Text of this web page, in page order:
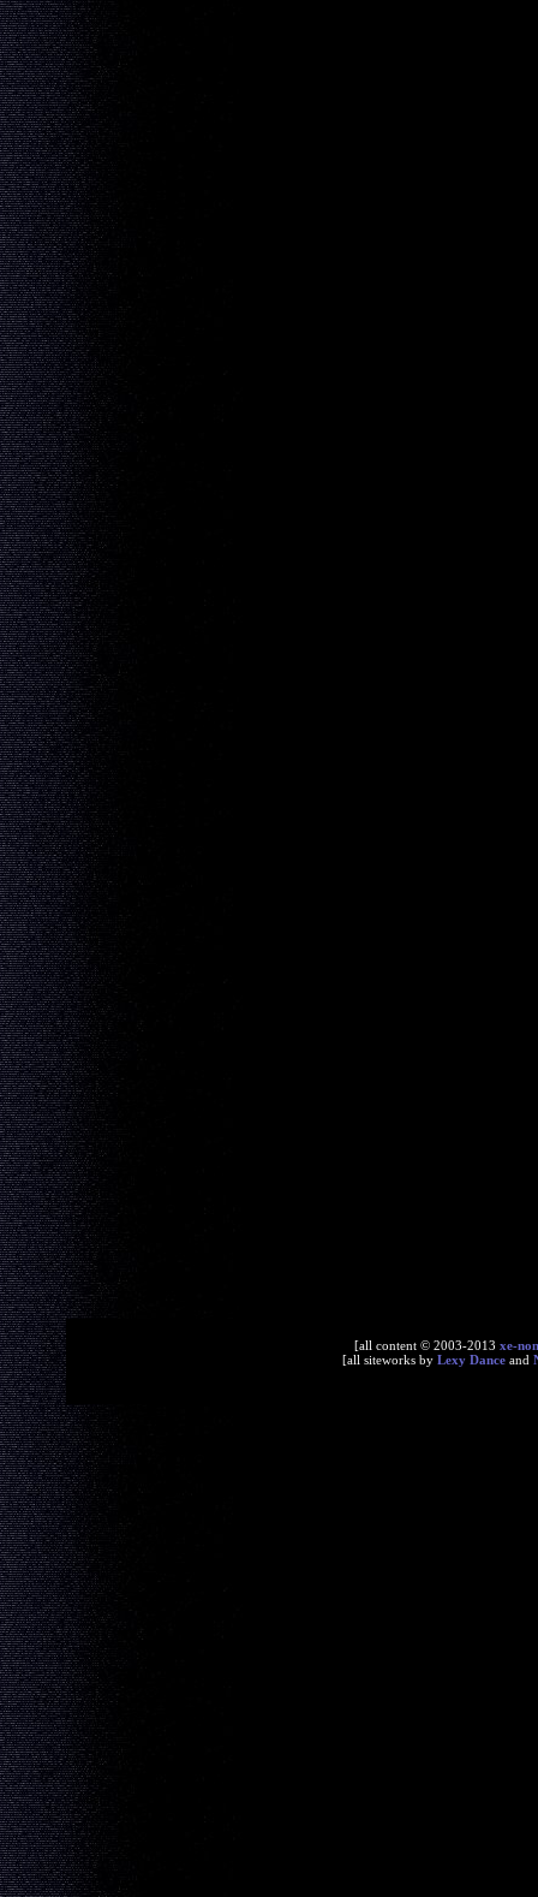
[all content © 2003-2013 xe-
[all siteworks by Lexy Dance and